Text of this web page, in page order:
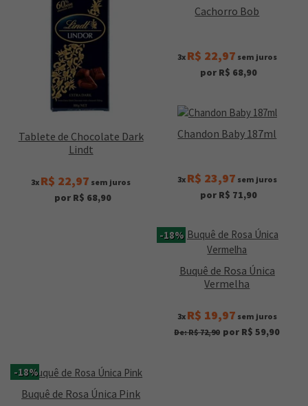
Tablete de Chocolate Dark
Lindt
3x R$ 22,97 sem juros
por R$ 68,90
Cachorro Bob
3x R$ 22,97 sem juros
por R$ 68,90
Chandon Baby 187ml
3x R$ 23,97 sem juros
por R$ 71,90
-18%
Buquê de Rosa Única
Vermelha
3x R$ 19,97 sem juros
De: R$ 72,90 por R$ 59,90
-18%
Buquê de Rosa Única Pink